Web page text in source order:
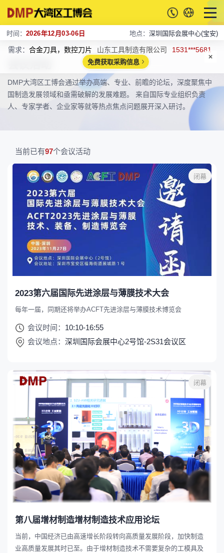
时间： 2026年12月03-06日 地点： 深圳国际会展中心(宝安)
需求： 合金刀具，数控刀片 山东工具制造有限公司 1531***5681
免费获取采购信息
DMP大湾区工博会通过举办高端、专业、前瞻的论坛，深度聚焦中
国制造发展领域和亟需破解的发展难题。 来自国际专业组织负责
人、专家学者、企业家等就等热点焦点问题展开深入研讨。
当前已有97个会议活动
2023第六届国际先进涂层与薄膜技术大会
每年一届，同期还将举办ACFT先进涂层与薄膜技术博览会
会议时间： 10:10-16:55
会议地点： 深圳国际会展中心2号馆-2S31会议区
闭幕
第八届增材制造增材制造技术应用论坛
当前，中国经济已由高速增长阶段转向高质量发展阶段，加快制造
业高质量发展其时已至。由于增材制造技术不需要复杂的工模具及
闭幕